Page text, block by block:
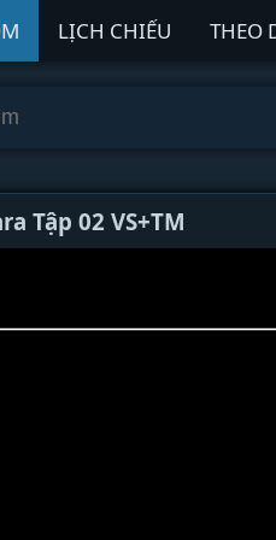
LỊCH CHIẾU THEO
Tập 02 VS+TM